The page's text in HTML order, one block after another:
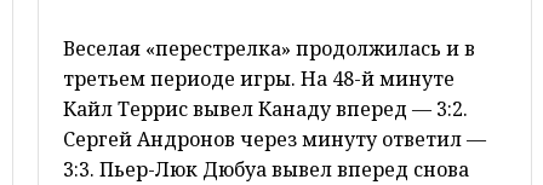
Веселая «перестрелка» продолжилась и в
третьем периоде игры. На 48-й минуте
Кайл Террис вывел Канаду вперед — 3:2.
Сергей Андронов через минуту ответил —
3:3. Пьер-Люк Дюбуа вывел вперед снова